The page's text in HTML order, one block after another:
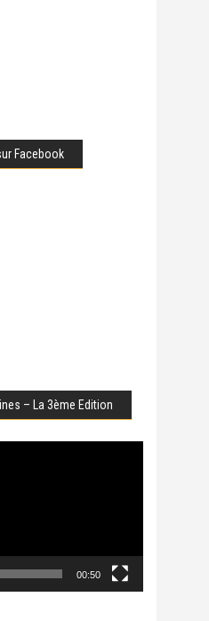
Facebook
– La 3ème Edition
00:50